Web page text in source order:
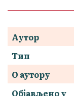
Аутор
Тип
О аутору
Објављено у